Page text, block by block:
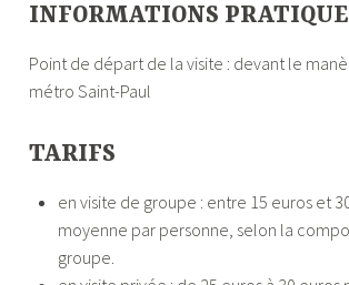
INFORMATIONS
Point de départ de la visite : devant le
métro Saint-Paul
TARIFS
en visite de groupe : entre 15 euros et
moyenne par personne, selon la
groupe.